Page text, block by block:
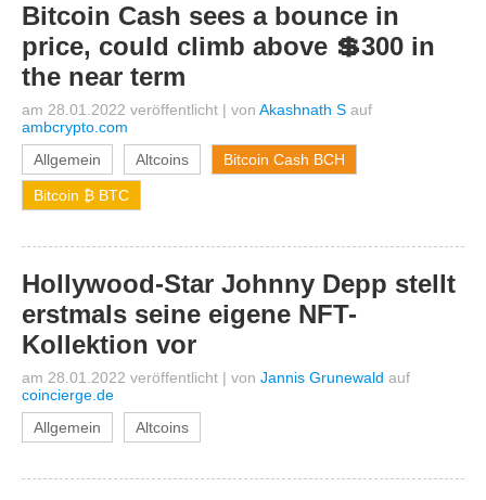
Bitcoin Cash sees a bounce in
price, could climb above 💲300 in
the near term
am 28.01.2022 veröffentlicht | von Akashnath S auf
ambcrypto.com
Allgemein
Altcoins Bitcoin Cash BCH
Bitcoin ₿ BTC
Hollywood-Star Johnny Depp stellt
erstmals seine eigene NFT-
Kollektion vor
am 28.01.2022 veröffentlicht | von Jannis Grunewald auf
coincierge.de
Allgemein
Altcoins